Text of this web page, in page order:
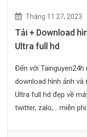
Tháng 11 27, 2023
Tải + Download
Ultra full hd
Đến với
download hình ảnh và
Ultra full hd đẹp về
twitter, zalo,… miễn